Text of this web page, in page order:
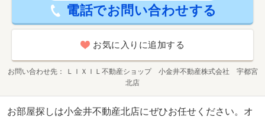
電話でお問い合わせする
お気に入りに追加する
お問い合わせ先
ＬＩＸＩＬ不動産ショップ 小金井不動産株式会社 宇都宮
北店
お部屋探しは小金井不動産北店にぜひお任せください。オ